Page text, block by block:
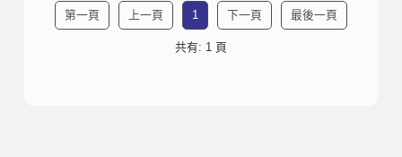
第一頁 上一頁 1 下一頁 最後一頁
共有: 1 頁